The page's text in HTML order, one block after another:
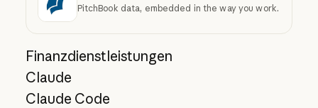
PitchBook data, embedded in the way you work.
Finanzdienstleistungen
Claude
Claude Code